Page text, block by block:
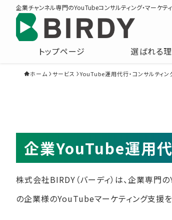
企業チャンネル専門のYouTubeコンサルティング・マーケテ
トップページ 選ばれる
ホーム サービス YouTube運用代行・コンサルティン
企業YouTube運用代
株式会社BIRDY（バーディ）は、企業専門
の企業様のYouTubeマーケティング支援を